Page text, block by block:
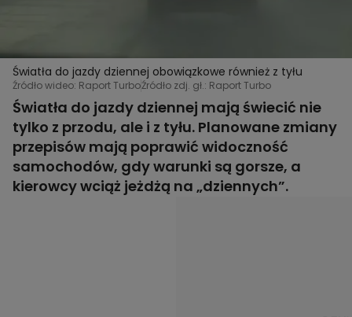
Światła do jazdy dziennej obowiązkowe również z tyłu
Źródło wideo: Raport TurboŹródło zdj. gł.: Raport Turbo
Światła do jazdy dziennej mają świecić nie
tylko z przodu, ale i z tyłu. Planowane zmiany
przepisów mają poprawić widoczność
samochodów, gdy warunki są gorsze, a
kierowcy wciąż jeżdżą na „dziennych”.